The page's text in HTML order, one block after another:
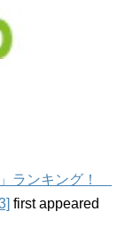
ランキング！
first appeared